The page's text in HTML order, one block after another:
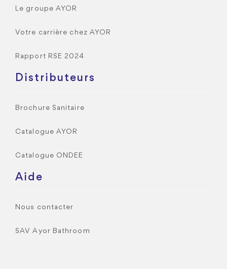
Le groupe AYOR
Votre carrière chez AYOR
Rapport RSE 2024
Distributeurs
Brochure Sanitaire
Catalogue AYOR
Catalogue ONDEE
Aide
Nous contacter
SAV Ayor Bathroom